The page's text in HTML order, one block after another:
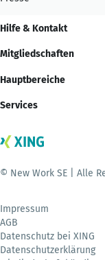
Hilfe & Kontakt
Mitgliedschaften
Hauptbereiche
Services
© New Work SE | Alle
Impressum
AGB
Datenschutz bei XING
Datenschutzerklärung